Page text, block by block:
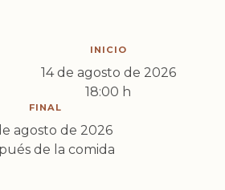
INICIO
14 de agosto de 2026
18:00 h
FINAL
agosto de 2026
de la comida